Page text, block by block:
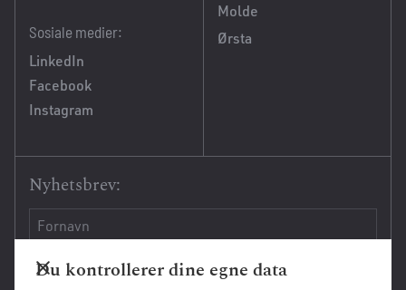
Sosiale medier:
LinkedIn
Facebook
Instagram
Molde
Ørsta
Nyhetsbrev:
Du kontrollerer dine egne data